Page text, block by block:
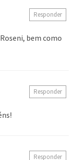
bem como
Responder
Responder
Responder